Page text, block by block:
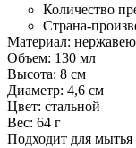
Количество
Страна-
Материал:
Объем: 130 мл
Высота: 8 см
Диаметр: 4,6 см
Цвет: стальной
Вес: 64 г
Подходит для